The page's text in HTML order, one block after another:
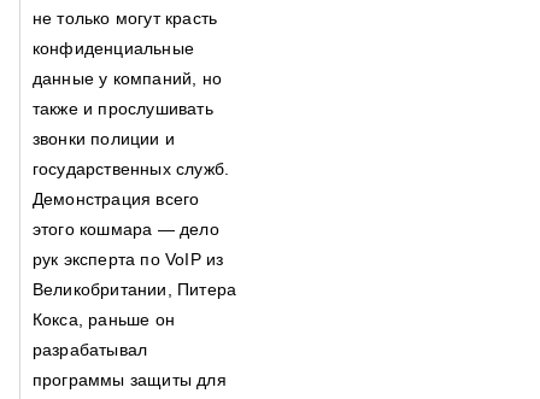
не только могут красть
конфиденциальные
данные у компаний, но
также и прослушивать
звонки полиции и
государственных служб.
Демонстрация всего
этого кошмара — дело
рук эксперта по VoIP из
Великобритании, Питера
Кокса, раньше он
разрабатывал
программы защиты для